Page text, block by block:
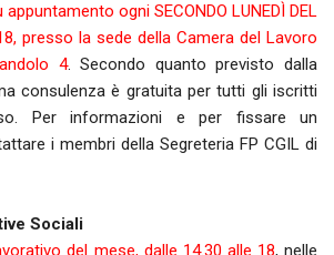
ogni SECONDO LUNEDÌ DEL
presso la sede della Camera del Lavoro
4. Secondo quanto previsto dalla
consulenza è gratuita per tutti gli iscritti
Per informazioni e per fissare un
i membri della Segreteria FP CGIL di
Sociali
del mese, dalle 14.30 alle 18, nelle